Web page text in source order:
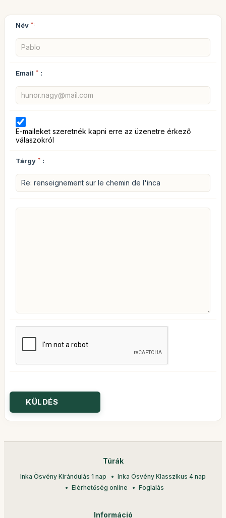
Név *:
Email * :
E-maileket szeretnék kapni erre az üzenetre érkező
válaszokról
Tárgy * :
Túrák
Inka Ösvény Kirándulás 1 nap
Inka Ösvény Klasszikus 4 nap
Elérhetőség online
Foglalás
Információ